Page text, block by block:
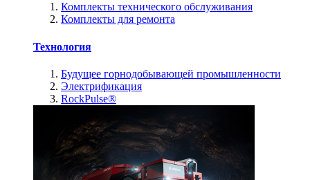
Комплекты технического обслуживания
Комплекты для ремонта
Технология
Будущее горнодобывающей промышленности
Электрификация
RockPulse®